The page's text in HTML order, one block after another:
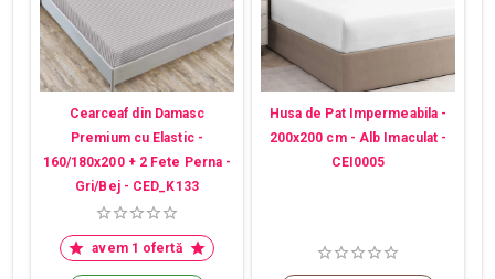
Cearceaf din Damasc
Premium cu Elastic -
160/180x200 + 2 Fete Perna -
Gri/Bej - CED_K133
avem 1 ofertă
Husa de Pat Impermeabila -
200x200 cm - Alb Imaculat -
CEI0005